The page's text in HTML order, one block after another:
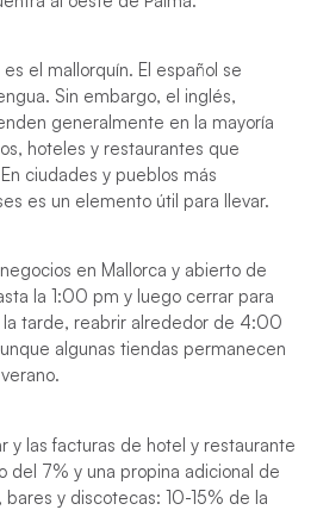
el mallorquín. El español se
Sin embargo, el inglés,
generalmente en la mayoría
hoteles y restaurantes que
ciudades y pueblos más
es un elemento útil para llevar.
en Mallorca y abierto de
la 1:00 pm y luego cerrar para
la tarde, reabrir alrededor de 4:00
algunas tiendas permanecen
y las facturas de hotel y restaurante
del 7% y una propina adicional de
bares y discotecas: 10-15% de la